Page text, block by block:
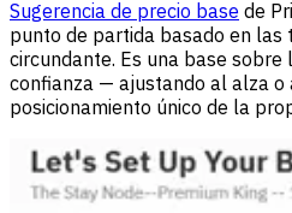
Sugerencia de precio base de
punto de partida basado en las
circundante. Es una base
confianza — ajustando al alza o
posicionamiento único de la